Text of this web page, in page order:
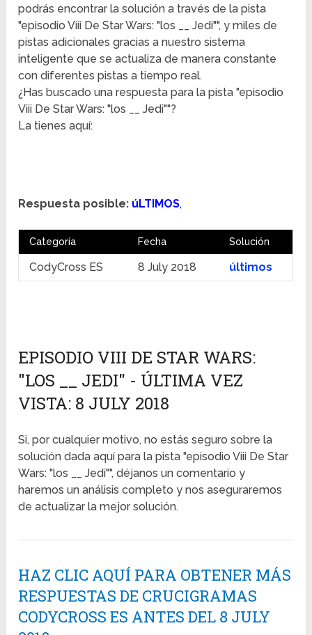
podrás encontrar la solución a través de la pista
"episodio Viii De Star Wars: "los __ Jedi"", y miles de
pistas adicionales gracias a nuestro sistema
inteligente que se actualiza de manera constante
con diferentes pistas a tiempo real.
¿Has buscado una respuesta para la pista "episodio
Viii De Star Wars: "los __ Jedi""?
La tienes aquí:
Respuesta posible: úLTIMOS,
Categoría Fecha Solución
CodyCross ES 8 July 2018 últimos
EPISODIO VIII DE STAR WARS:
"LOS __ JEDI" - ÚLTIMA VEZ
VISTA: 8 JULY 2018
Si, por cualquier motivo, no estás seguro sobre la
solución dada aquí para la pista "episodio Viii De Star
Wars: "los __ Jedi"", déjanos un comentario y
haremos un análisis completo y nos aseguraremos
de actualizar la mejor solución.
HAZ CLIC AQUÍ PARA OBTENER MÁS
RESPUESTAS DE CRUCIGRAMAS
CODYCROSS ES ANTES DEL 8 JULY